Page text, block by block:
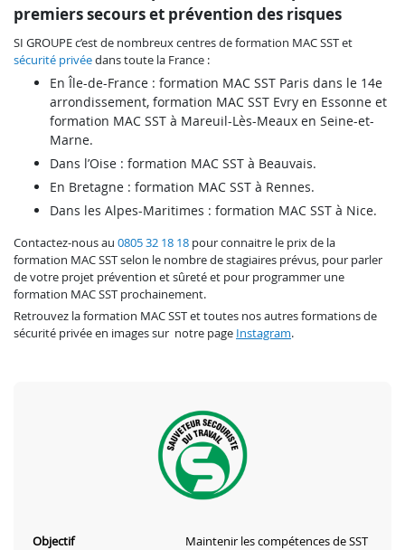
premiers secours et prévention des risques
SI GROUPE c’est de nombreux centres de formation MAC SST et
sécurité privéedans toute la France :
En Île-de-France : formation MAC SST Paris dans le 14e
arrondissement, formation MAC SST Evry en Essonne et
formation MAC SST à Mareuil-Lès-Meaux en Seine-et-
Marne.
Dans l’Oise : formation MAC SST à Beauvais.
En Bretagne : formation MAC SST à Rennes.
Dans les Alpes-Maritimes : formation MAC SST à Nice.
Contactez-nous au 0805 32 18 18 pour connaitre le prix de la
formation MAC SST selon le nombre de stagiaires prévus, pour parler
de votre projet prévention et sûreté et pour programmer une
formation MAC SST prochainement.
Retrouvez la formation MAC SST et toutes nos autres formations de
sécurité privée en images sur notre page Instagram.
Objectif
Maintenir les compétences de SST